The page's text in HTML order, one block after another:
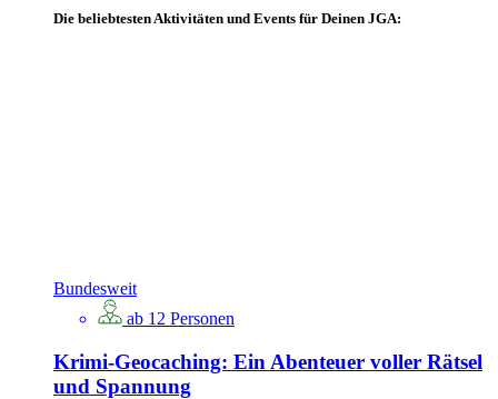
Die beliebtesten Aktivitäten und Events für Deinen JGA:
Bundesweit
ab 12 Personen
Krimi-Geocaching: Ein Abenteuer voller Rätsel
und Spannung